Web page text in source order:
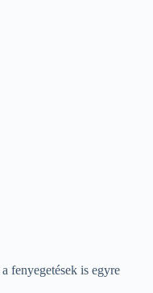
fenyegetések is egyre